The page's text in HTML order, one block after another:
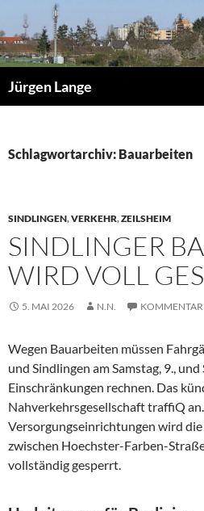
Inhalt
springen
Jürgen Lange
Schlagwortarchiv: Bauarbeiten
SINDLINGEN,VERKEHR,ZEILSHEIM
SINDLINGER
IRD VOLL
5. MAI 2026 N.N. KOMMENTAR
Wegen Bauarbeiten müssen
und Sindlingen am Samstag, 9.,
Einschränkungen rechnen. Das
Nahverkehrsgesellschaft traffiQ
Versorgungseinrichtungen wird
zwischen Hoechster-Farben-
vollständig gesperrt.